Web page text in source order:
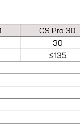
CS Pro 30
30
≤135